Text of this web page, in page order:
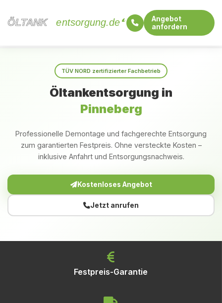
ÖLTANK
ÖLTANK entsorgung.de
Angebot
anfordern
TÜV NORD zertifizierter Fachbetrieb
Öltankentsorgung in
Pinneberg
Professionelle Demontage und fachgerechte Entsorgung
zum garantierten Festpreis. Ohne versteckte Kosten –
inklusive Anfahrt und Entsorgungsnachweis.
Kostenloses Angebot
Jetzt anrufen
Festpreis-Garantie